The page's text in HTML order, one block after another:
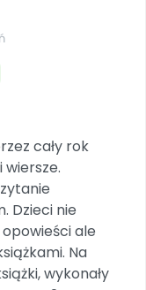
cały rok
Dzieci nie
ale
Na
wykonały